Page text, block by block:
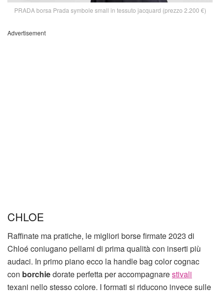
PRADA borsa Prada symbole small in tessuto jacquard (prezzo 2.200 €)
Advertisement
CHLOE
Raffinate ma pratiche, le migliori borse firmate 2023 di
Chloé coniugano pellami di prima qualità con inserti più
audaci. In primo piano ecco la handle bag color cognac
con borchiedorate perfetta per accompagnarestivali
texani nello stesso colore. I formati si riducono invece sulle